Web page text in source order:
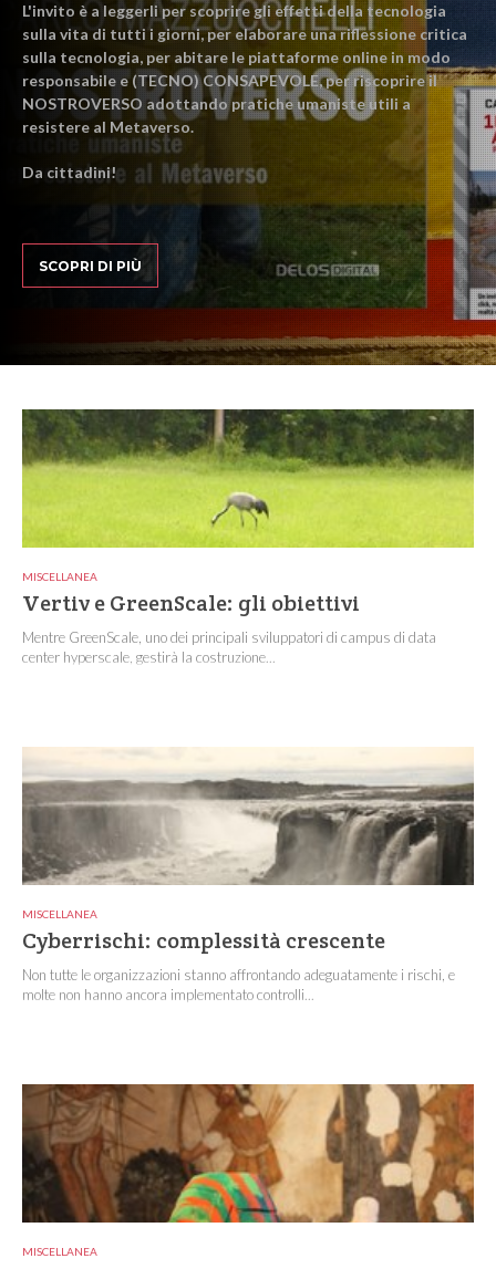
L'invito è a leggerli per scoprire gli effetti della tecnologia
sulla vita di tutti i giorni, per elaborare una riflessione critica
sulla tecnologia, per abitare le piattaforme online in modo
responsabile e (TECNO) CONSAPEVOLE, per riscoprire il
NOSTROVERSO adottando pratiche umaniste utili a
resistere al Metaverso.
Da cittadini!
SCOPRI DI PIÙ
MISCELLANEA
Vertiv e GreenScale: gli obiettivi
Mentre GreenScale, uno dei principali sviluppatori di campus di data
center hyperscale, gestirà la costruzione...
MISCELLANEA
Cyberrischi: complessità crescente
Non tutte le organizzazioni stanno affrontando adeguatamente i rischi, e
molte non hanno ancora implementato controlli...
MISCELLANEA